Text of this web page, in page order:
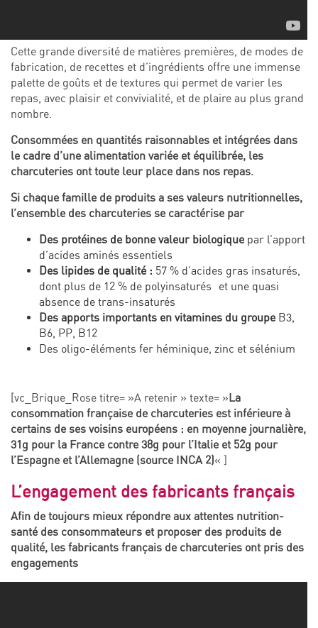
Cette grande diversité de matières premières, de modes de
fabrication, de recettes et d’ingrédients offre une immense
palette de goûts et de textures qui permet de varier les
repas, avec plaisir et convivialité, et de plaire au plus grand
nombre.
Consommées en quantités raisonnables et intégrées dans
le cadre d’une alimentation variée et équilibrée, les
charcuteries ont toute leur place dans nos repas.
Si chaque famille de produits a ses valeurs nutritionnelles,
l’ensemble des charcuteries se caractérise par
Des protéines de bonne valeur biologique par l’apport
d’acides aminés essentiels
Des lipides de qualité : 57 % d’acides gras insaturés,
dont plus de 12 % de polyinsaturés et une quasi
absence de trans-insaturés
Des apports importants en vitamines du groupe B3,
B6, PP, B12
Des oligo-éléments fer héminique, zinc et sélénium
[vc_Brique_Rose titre= »A retenir » texte= »La
consommation française de charcuteries est inférieure à
certains de ses voisins européens : en moyenne journalière,
31g pour la France contre 38g pour l’Italie et 52g pour
l’Espagne et l’Allemagne (source INCA 2)« ]
L’engagement des fabricants français
Afin de toujours mieux répondre aux attentes nutrition-
santé des consommateurs et proposer des produits de
qualité, les fabricants français de charcuteries ont pris des
engagements